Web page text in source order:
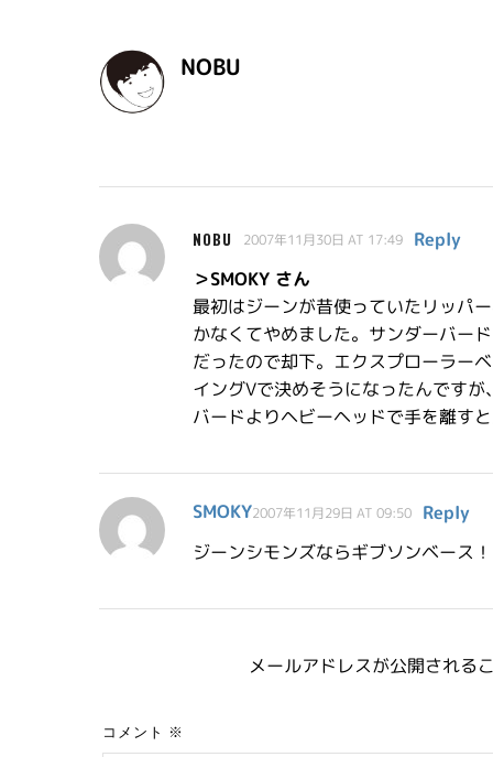
NOBU
NOBU 2007年11月30日 AT 17:49
Reply
＞SMOKY さん
最初はジーンが昔使っていたリッパ
かなくてやめました。サンダーバー
だったので却下。エクスプローラー
イングVで決めそうになったんです
バードよりヘビーヘッドで手を離す
SMOKY2007年11月29日 AT 09:50
Reply
ジーンシモンズならギブソンベース
メールアドレスが公開される
コメント ※